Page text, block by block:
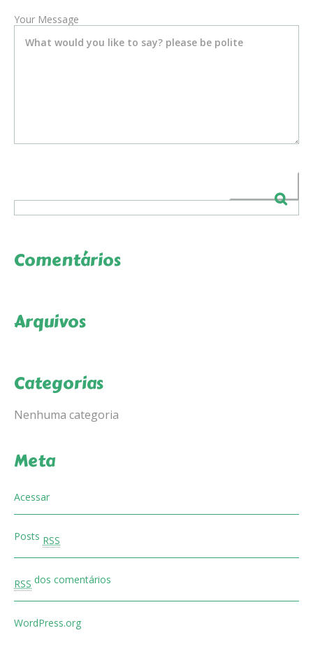
Your Message
Comentários
Arquivos
Categorias
Nenhuma categoria
Meta
Acessar
Posts RSS
RSS dos comentários
WordPress.org